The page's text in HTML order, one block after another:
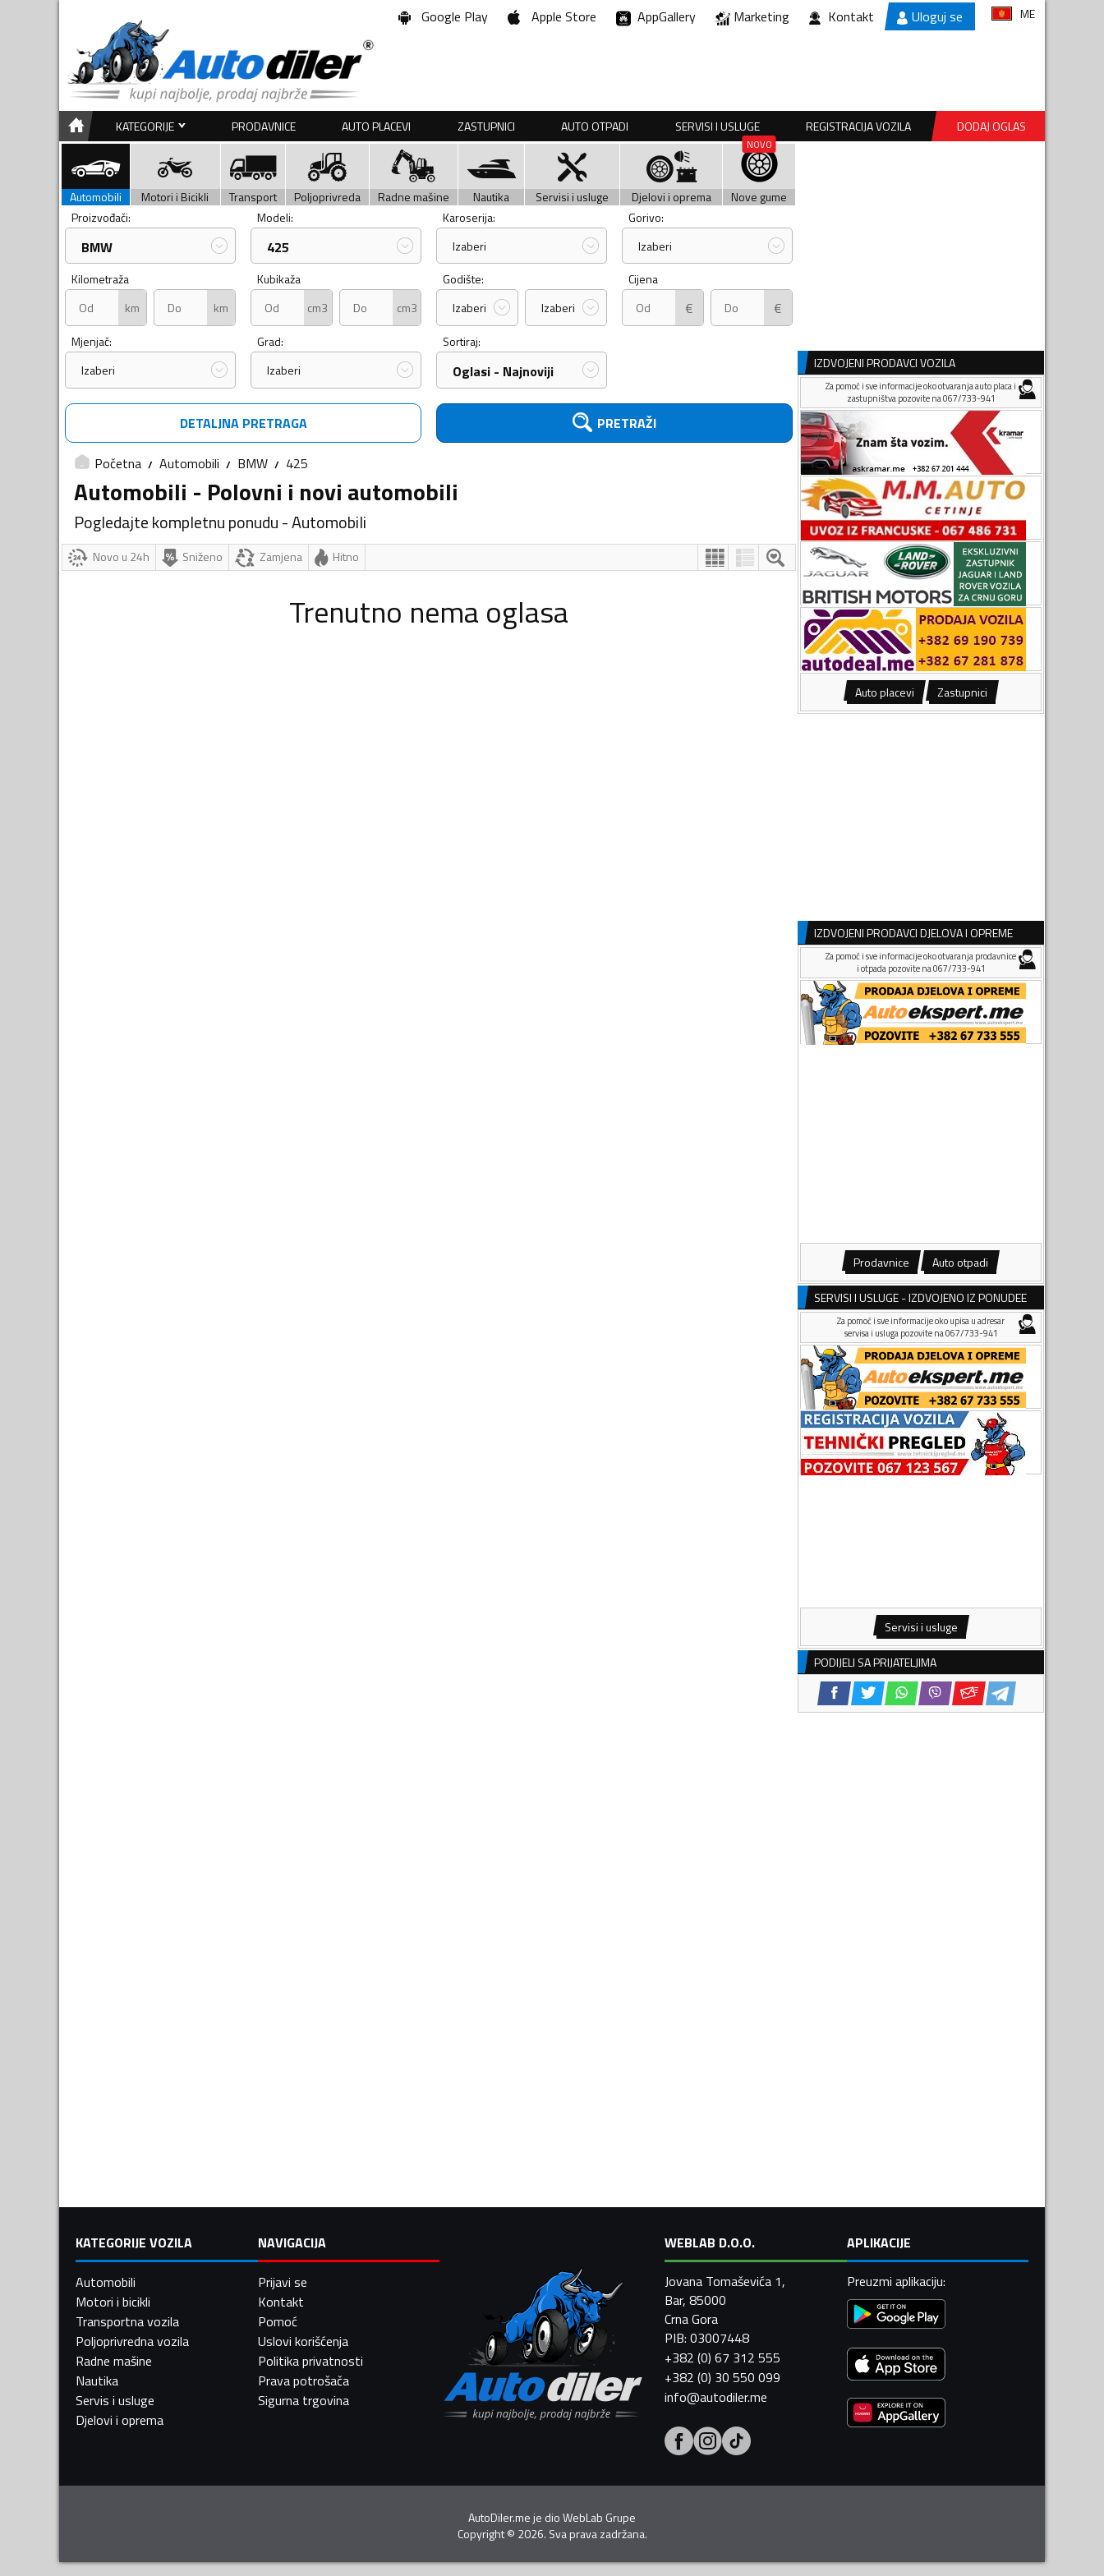
Google Play Apple Store AppGallery Marketing Kontakt Uloguj se ME
KATEGORIJE PRODAVNICE AUTO PLACEVI ZASTUPNICI AUTO OTPADI SERVISI I USLUGE REGISTRACIJA VOZILA DODAJ OGLAS
Automobili Motori i Bicikli Transport Poljoprivreda Radne mašine Nautika Servisi i usluge Djelovi i oprema
Nove gume
Proizvođači:
BMW
Modeli:
425
Karoserija:
Izaberi
Gorivo:
Izaberi
Kilometraža
km
km
Kubikaža
cm3
cm3
Godište:
Izaberi
Izaberi
Cijena
€ €
Mjenjač:
Izaberi
Grad:
Izaberi
Sortiraj:
Oglasi - Najnoviji
DETALJNA PRETRAGA PRETRAŽI
Početna Automobili BMW 425
Automobili - Polovni i novi automobili
Pogledajte kompletnu ponudu - Automobili
Novo u 24h Sniženo Zamjena Hitno
Trenutno nema oglasa
IZDVOJENI PRODAVCI VOZILA
Za pomoć i sve informacije oko otvaranja auto placa i
zastupništva pozovite na 067/733-941
Auto placevi Zastupnici
IZDVOJENI PRODAVCI DJELOVA I OPREME
Za pomoć i sve informacije oko otvaranja prodavnice
i otpada pozovite na 067/733-941
Prodavnice Auto otpadi
SERVISI I USLUGE - IZDVOJENO IZ PONUDEE
Za pomoć i sve informacije oko upisa u adresar
servisa i usluga pozovite na 067/733-941
Servisi i usluge
PODIJELI SA PRIJATELJIMA
KATEGORIJE VOZILA
Automobili
Motori i bicikli
Transportna vozila
Poljoprivredna vozila
Radne mašine
Nautika
Servis i usluge
Djelovi i oprema
NAVIGACIJA
Prijavi se
Kontakt
Pomoć
Uslovi korišćenja
Politika privatnosti
Prava potrošača
Sigurna trgovina
WEBLAB D.O.O.
Jovana Tomaševića 1,
Bar, 85000
Crna Gora
PIB: 03007448
+382 (0) 67 312 555
+382 (0) 30 550 099
info@autodiler.me
APLIKACIJE
Preuzmi aplikaciju:
AutoDiler.me je dioWebLab Grupe
Copyright© 2026. Sva prava zadržana.